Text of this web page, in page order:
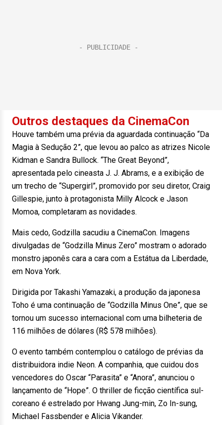
Outros destaques da CinemaCon
Houve também uma prévia da aguardada continuação “Da
Magia à Sedução 2”, que levou ao palco as atrizes Nicole
Kidman e Sandra Bullock. “The Great Beyond”,
apresentada pelo cineasta J. J. Abrams, e a exibição de
um trecho de “Supergirl”, promovido por seu diretor, Craig
Gillespie, junto à protagonista Milly Alcock e Jason
Momoa, completaram as novidades.
Mais cedo, Godzilla sacudiu a CinemaCon. Imagens
divulgadas de “Godzilla Minus Zero” mostram o adorado
monstro japonês cara a cara com a Estátua da Liberdade,
em Nova York.
Dirigida por Takashi Yamazaki, a produção da japonesa
Toho é uma continuação de “Godzilla Minus One”, que se
tornou um sucesso internacional com uma bilheteria de
116 milhões de dólares (R$ 578 milhões).
O evento também contemplou o catálogo de prévias da
distribuidora indie Neon. A companhia, que cuidou dos
vencedores do Oscar “Parasita” e “Anora”, anunciou o
lançamento de “Hope”. O thriller de ficção científica sul-
coreano é estrelado por Hwang Jung-min, Zo In-sung,
Michael Fassbender e Alicia Vikander.